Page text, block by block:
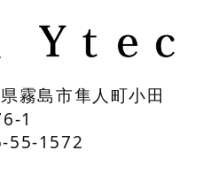
霧島市隼人町小田
1
55-1572